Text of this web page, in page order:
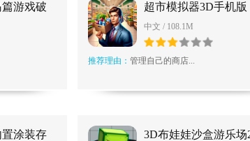
游戏破
超市模拟器3D手机版
中文 / 108.1M
推荐理由： 管理自己的商店...
涂装存
3D布娃娃沙盒游乐场